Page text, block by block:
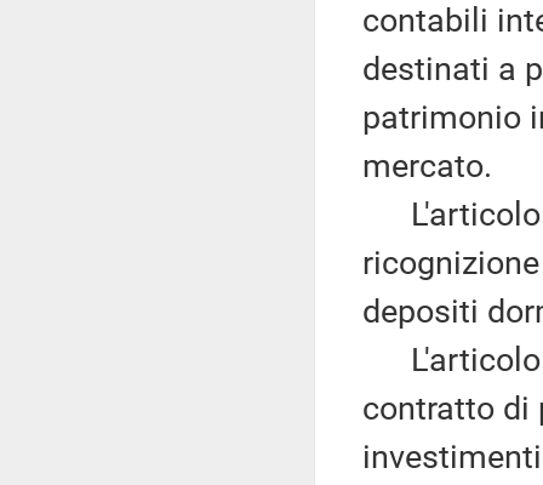
contabili
destinati a
patrimonio
mercato.
L'articolo
depositi
L'articolo
contratto di